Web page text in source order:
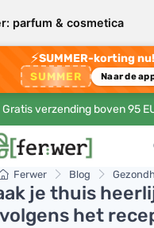
parfum & cosmetica
⚡SUMMER-korting nu!
SUMMER Naar de
Gratis verzending boven 95
Ferwer Blog
je thuis
volgens het